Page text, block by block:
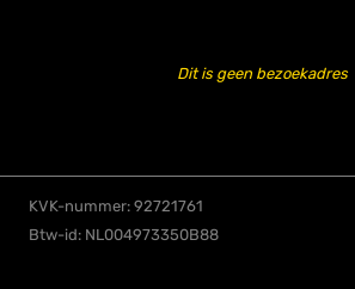
Dit is geen bezoekadres
KVK-nummer: 92721761
Btw-id: NL004973350B88